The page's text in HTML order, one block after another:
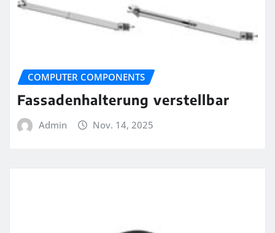
COMPUTER COMPONENTS
Fassadenhalterung verstellbar
Admin Nov. 14, 2025